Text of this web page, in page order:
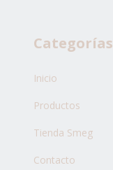
Categorías
Inicio
Productos
Tienda Smeg
Contacto